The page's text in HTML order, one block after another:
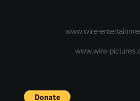
www.wire-
www.wire-